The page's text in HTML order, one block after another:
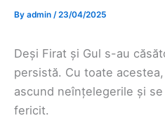
By admin /23/04/2025
Deși Firat și Gul s-au
persistă. Cu toate
ascund neînțelegerile și
fericit.